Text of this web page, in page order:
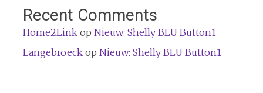
Recent Comments
Home2Linkop Nieuw: Shelly BLU Button1
Langebroeckop Nieuw: Shelly BLU Button1